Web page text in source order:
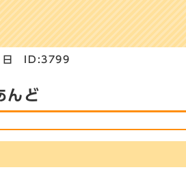
ID:3799
んど